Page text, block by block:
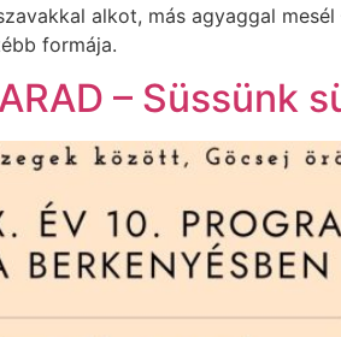
alkot, más agyaggal
formája.
– Süssünk